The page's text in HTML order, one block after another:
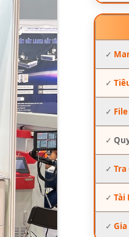
✓
✓
✓
✓
✓ Tra
✓ Tài
✓